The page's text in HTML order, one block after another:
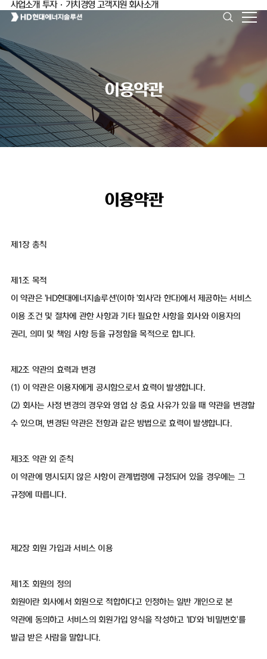
사업소개 투자·가치경영 고객지원 회사소개
이용약관
이용약관
제1장 총칙
제1조 목적
이 약관은 'HD현대에너지솔루션'(이하 '회사'라 한다)에서 제공하는 서비스
이용 조건 및 절차에 관한 사항과 기타 필요한 사항을 회사와 이용자의
권리, 의미 및 책임 사항 등을 규정함을 목적으로 합니다.
제2조 약관의 효력과 변경
(1) 이 약관은 이용자에게 공시함으로서 효력이 발생합니다.
(2) 회사는 사정 변경의 경우와 영업 상 중요 사유가 있을 때 약관을 변경할
수 있으며, 변경된 약관은 전항과 같은 방법으로 효력이 발생합니다.
제3조 약관 외 준칙
이 약관에 명시되지 않은 사항이 관계법령에 규정되어 있을 경우에는 그
규정에 따릅니다.
제2장 회원 가입과 서비스 이용
제1조 회원의 정의
회원이란 회사에서 회원으로 적합하다고 인정하는 일반 개인으로 본
약관에 동의하고 서비스의 회원가입 양식을 작성하고 'ID'와 '비밀번호'를
발급 받은 사람을 말합니다.